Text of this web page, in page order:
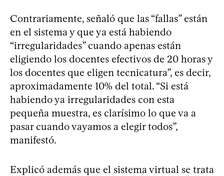
Contrariamente, señaló que las “fallas” están
en el sistema y que ya está habiendo
“irregularidades” cuando apenas están
eligiendo los docentes efectivos de 20 horas y
los docentes que eligen tecnicatura”, es decir,
aproximadamente 10% del total. “Si está
habiendo ya irregularidades con esta
pequeña muestra, es clarísimo lo que va a
pasar cuando vayamos a elegir todos”,
manifestó.
Explicó además que el sistema virtual se trata